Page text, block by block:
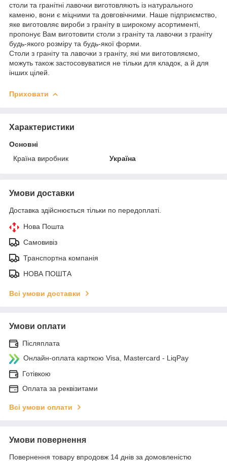
столи та гранітні лавочки виготовляють із натурального
каменю, вони є міцними та довговічними. Наше підприємство,
яке виготовляє вироби з граніту в широкому асортименті,
пропонує Вам виготовити столи з граніту та лавочки з граніту
будь-якого розміру та будь-якої форми.
Столи з граніту та лавочки з граніту, які ми виготовляємо,
можуть також застосовуватися не тільки для кладок, а й для
інших цілей.
Приховати
Характеристики
Основні
Країна виробник
Україна
Умови доставки
Доставка здійснюється тільки по передоплаті.
Нова Пошта
Самовивіз
Транспортна компанія
НОВА ПОШТА
Всі умови доставки
Умови оплати
Післяплата
Онлайн-оплата карткою Visa, Mastercard - LiqPay
Готівкою
Оплата за реквізитами
Всі умови оплати
Умови повернення
Повернення товару впродовж 14 днів за домовленістю